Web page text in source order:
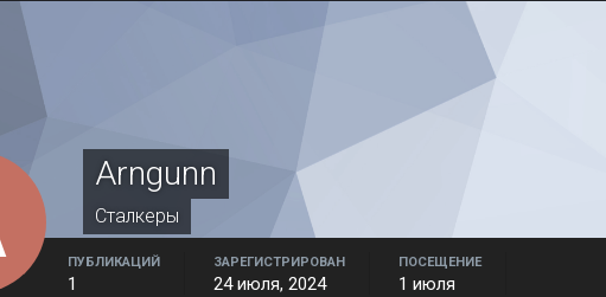
Arngunn
Сталкеры
ПУБЛИКАЦИЙ
1
ЗАРЕГИСТРИРОВАН
24 июля, 2024
ПОСЕЩЕНИЕ
1 июля